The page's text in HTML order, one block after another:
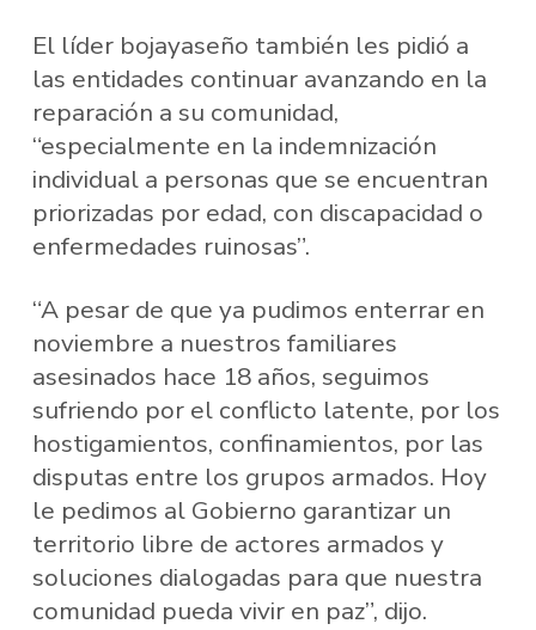
El líder bojayaseño también les pidió a
las entidades continuar avanzando en la
reparación a su comunidad,
“especialmente en la indemnización
individual a personas que se encuentran
priorizadas por edad, con discapacidad o
enfermedades ruinosas”.
“A pesar de que ya pudimos enterrar en
noviembre a nuestros familiares
asesinados hace 18 años, seguimos
sufriendo por el conflicto latente, por los
hostigamientos, confinamientos, por las
disputas entre los grupos armados. Hoy
le pedimos al Gobierno garantizar un
territorio libre de actores armados y
soluciones dialogadas para que nuestra
comunidad pueda vivir en paz”, dijo.